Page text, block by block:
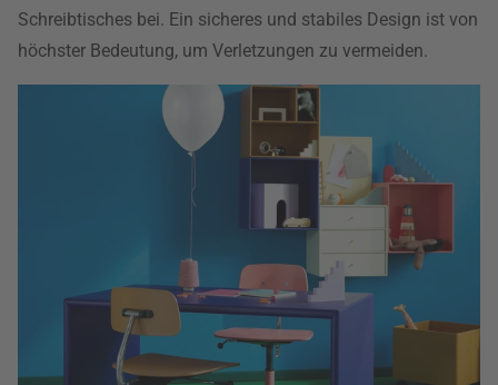
Schreibtisches bei. Ein sicheres und stabiles Design ist von
höchster Bedeutung, um Verletzungen zu vermeiden.